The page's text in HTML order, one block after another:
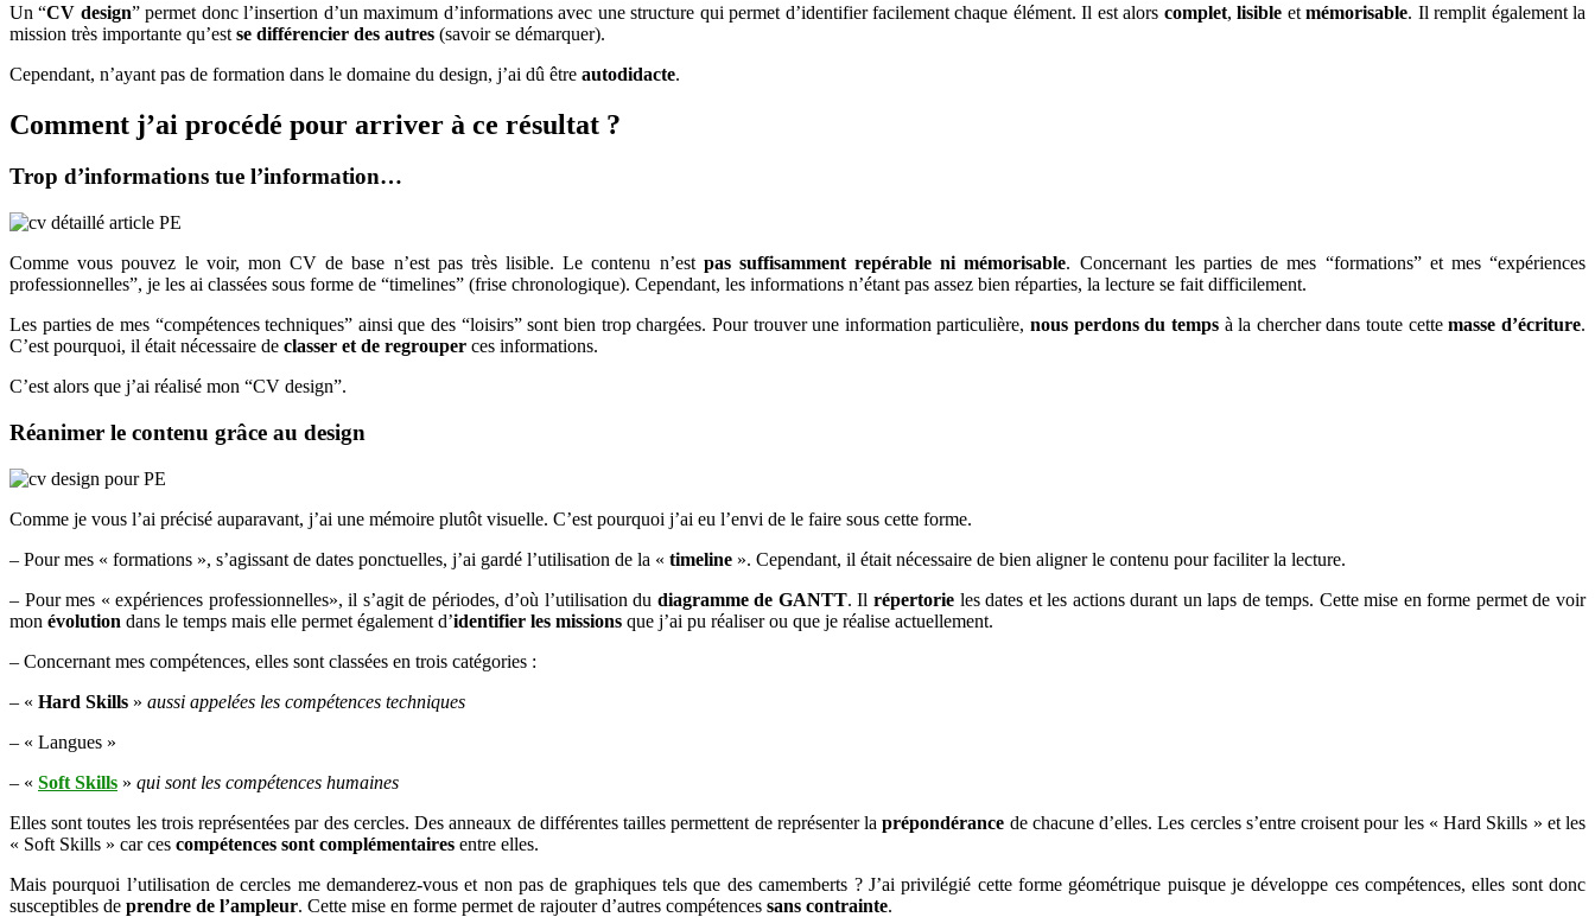
Un “CV design” permet donc l’insertion d’un maximum d’informations avec une structure qui permet d’identifier facilement chaque élément. Il est alors complet,lisible etmémorisable. Il remplit également la
mission très importante qu’est se différencier des autres (savoir se démarquer).
Cependant, n’ayant pas de formation dans le domaine du design, j’ai dû être autodidacte.
Comment j’ai procédé pour arriver à ce résultat ?
Trop d’informations tue l’information…
Comme vous pouvez le voir, mon CV de base n’est pas très lisible. Le contenu n’est pas suffisamment repérable ni mémorisable. Concernant les parties de mes “formations” et mes “expériences
professionnelles”, je les ai classées sous forme de “timelines” (frise chronologique). Cependant, les informations n’étant pas assez bien réparties, la lecture se fait difficilement.
Les parties de mes “compétences techniques” ainsi que des “loisirs” sont bien trop chargées. Pour trouver une information particulière,nous perdons du tempsà la chercher dans toute cettemasse d’écriture.
C’est pourquoi, il était nécessaire de classer et de regrouper ces informations.
C’est alors que j’ai réalisé mon “CV design”.
Réanimer le contenu grâce au design
Comme je vous l’ai précisé auparavant, j’ai une mémoire plutôt visuelle. C’est pourquoi j’ai eu l’envi de le faire sous cette forme.
– Pour mes « formations », s’agissant de dates ponctuelles, j’ai gardé l’utilisation de la « timeline ». Cependant, il était nécessaire de bien aligner le contenu pour faciliter la lecture.
– Pour mes « expériences professionnelles», il s’agit de périodes, d’où l’utilisation du diagramme de GANTT. Ilrépertorie les dates et les actions durant un laps de temps. Cette mise en forme permet de voir
mon évolution dans le temps mais elle permet également d’identifier les missions que j’ai pu réaliser ou que je réalise actuellement.
– Concernant mes compétences, elles sont classées en trois catégories :
– « Hard Skills » aussi appelées les compétences techniques
– « Langues »
– « Soft Skills » qui sont les compétences humaines
Elles sont toutes les trois représentées par des cercles. Des anneaux de différentes tailles permettent de représenter laprépondérance de chacune d’elles. Les cercles s’entre croisent pour les « Hard Skills » et les
« Soft Skills » car ces compétences sont complémentaires entre elles.
Mais pourquoi l’utilisation de cercles me demanderez-vous et non pas de graphiques tels que des camemberts ? J’ai privilégié cette forme géométrique puisque je développe ces compétences, elles sont donc
susceptibles de prendre de l’ampleur. Cette mise en forme permet de rajouter d’autres compétences sans contrainte.